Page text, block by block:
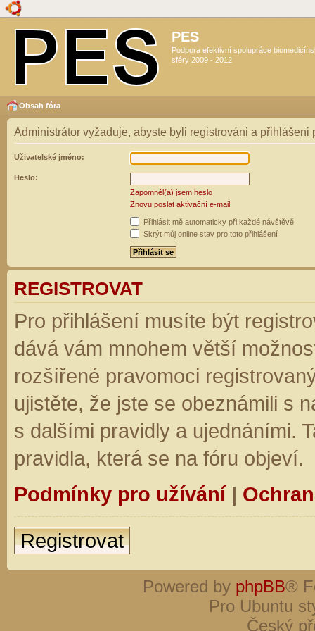
PES
Podpora efektivní spolupráce
sféry 2009 - 2012
Obsah fóra
Administrátor vyžaduje, abyste byli registrováni a přihlášeni
Uživatelské jméno:
Heslo:
Zapomněl(a) jsem heslo
Znovu poslat aktivační e-mail
Přihlásit mě automaticky při každé návštěvě
Skrýt můj online stav pro toto přihlášení
REGISTROVAT
Pro přihlášení musíte být
dává vám mnohem větší
rozšířené pravomoci
ujistěte, že jste se obeznámili s
s dalšími pravidly a ujednáními.
pravidla, která se na fóru objeví.
Podmínky pro užívání|
Registrovat
Powered by phpBB®
Pro Ubuntu
Český